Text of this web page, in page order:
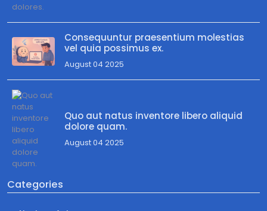
Consequuntur praesentium molestias
vel quia possimus ex.
August 04 2025
Quo aut natus inventore libero aliquid
dolore quam.
August 04 2025
Categories